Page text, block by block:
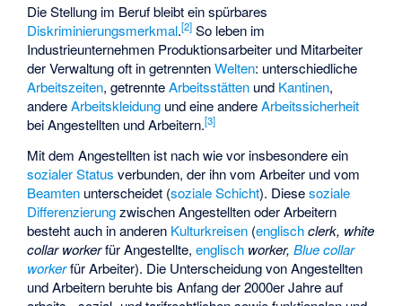
Die Stellung im Beruf bleibt ein spürbares
Diskriminierungsmerkmal.[2] So leben im
Industrieunternehmen Produktionsarbeiter und Mitarbeiter
der Verwaltung oft in getrenntenWelten: unterschiedliche
Arbeitszeiten, getrennteArbeitsstätten und Kantinen,
andereArbeitskleidung und eine andereArbeitssicherheit
bei Angestellten und Arbeitern.[3]
Mit dem Angestellten ist nach wie vor insbesondere ein
sozialer Status verbunden, der ihn vom Arbeiter und vom
Beamten unterscheidet (soziale Schicht). Diesesoziale
Differenzierungzwischen Angestellten oder Arbeitern
besteht auch in anderen Kulturkreisen (englisch clerk, white
collar workerfür Angestellte,englisch worker,Blue collar
workerfür Arbeiter). Die Unterscheidung von Angestellten
und Arbeitern beruhte bis Anfang der 2000er Jahre auf